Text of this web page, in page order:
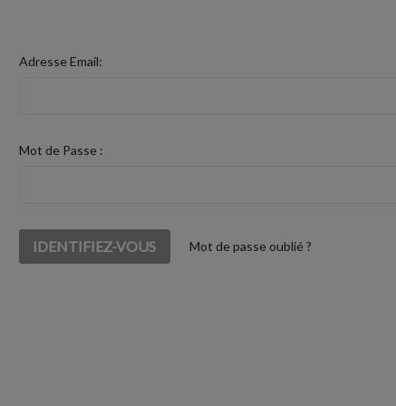
Adresse Email:
Mot de Passe :
Mot de passe oublié ?